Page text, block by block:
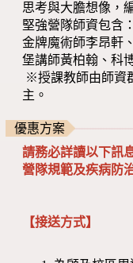
思考與大膽想像，
堅強營隊師資包含
金牌魔術師李昂軒
堡講師黃柏翰、科
※授課教師由師資
主。
優惠方案
請務必詳讀以下訊
營隊規範及疾病防
【接送方式】